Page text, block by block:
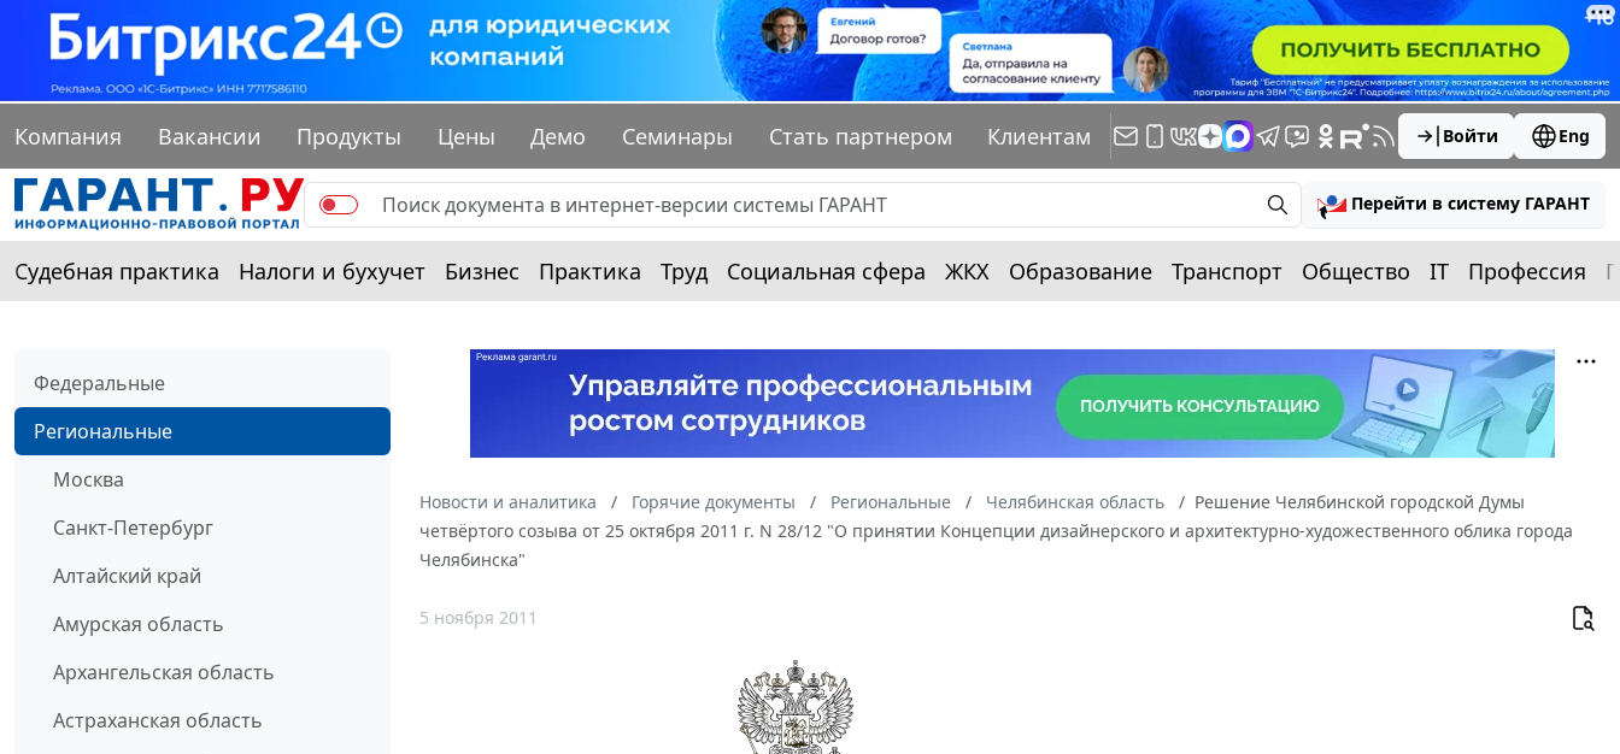
Компания Вакансии Продукты Цены Демо Семинары Стать партнером Клиентам Войти Eng
Перейти в систему ГАРАНТ
Судебная практика Налоги и бухучет Бизнес Практика Труд Социальная сфера ЖКХ Образование Транспорт Общество IT Профессия
Федеральные
Региональные
Москва
Санкт-Петербург
Алтайский край
Амурская область
Архангельская область
Астраханская область
Новости и аналитика Горячие документы Региональные Челябинская область
Решение Челябинской городской Думы
четвёртого созыва от 25 октября 2011 г. N 28/12 "О принятии Концепции дизайнерского и архитектурно-художественного облика города
Челябинска"
5 ноября 2011